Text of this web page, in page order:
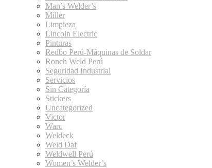
Man’s Welder’s
Miller
Limpieza
Lincoln Electric
Pinturas
Redbo Perú-Máquinas de Soldar
Ronch Weld Perú
Seguridad Industrial
Servicios
Sin Categoría
Stickers
Uncategorized
Victor
Warc
Weldeck
Weld Daf
Weldwell Perú
Women’s Welder’s